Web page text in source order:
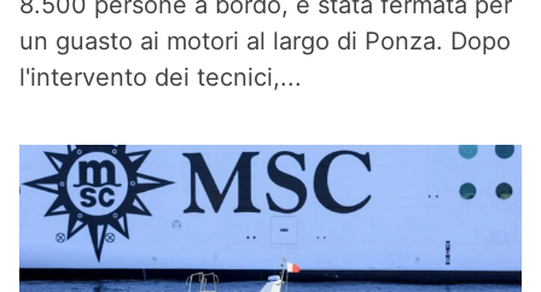
un guasto ai motori al largo di Ponza. Dopo
l'intervento dei tecnici,...